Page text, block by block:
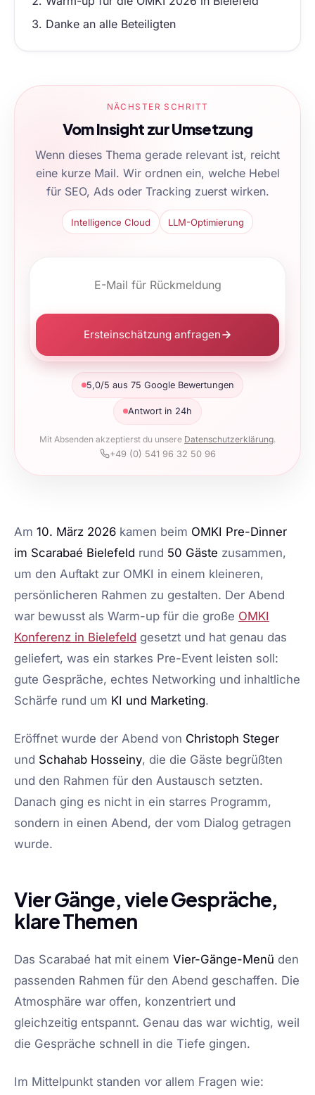
Danke an alle Beteiligten
NÄCHSTER SCHRITT
Vom Insight zur Umsetzung
Wenn dieses Thema gerade relevant ist, reicht
eine kurze Mail. Wir ordnen ein, welche Hebel
für SEO, Ads oder Tracking zuerst wirken.
Intelligence Cloud LLM-Optimierung
Ersteinschätzung anfragen
5,0/5 aus 75 Google Bewertungen
Antwort in 24h
Mit Absenden akzeptierst du unsere Datenschutzerklärung.
+49 (0) 541 96 32 50 96
Am 10. März 2026 kamen beim OMKI Pre-Dinner
im Scarabaé Bielefeld rund 50 Gäste zusammen,
um den Auftakt zur OMKI in einem kleineren,
persönlicheren Rahmen zu gestalten. Der Abend
war bewusst als Warm-up für die große OMKI
Konferenz in Bielefeld gesetzt und hat genau das
geliefert, was ein starkes Pre-Event leisten soll:
gute Gespräche, echtes Networking und inhaltliche
Schärfe rund um KI und Marketing.
Eröffnet wurde der Abend von Christoph Steger
und Schahab Hosseiny, die die Gäste begrüßten
und den Rahmen für den Austausch setzten.
Danach ging es nicht in ein starres Programm,
sondern in einen Abend, der vom Dialog getragen
wurde.
Vier Gänge, viele Gespräche,
klare Themen
Das Scarabaé hat mit einem Vier-Gänge-Menü den
passenden Rahmen für den Abend geschaffen. Die
Atmosphäre war offen, konzentriert und
gleichzeitig entspannt. Genau das war wichtig, weil
die Gespräche schnell in die Tiefe gingen.
Im Mittelpunkt standen vor allem Fragen wie: